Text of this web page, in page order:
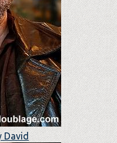
David